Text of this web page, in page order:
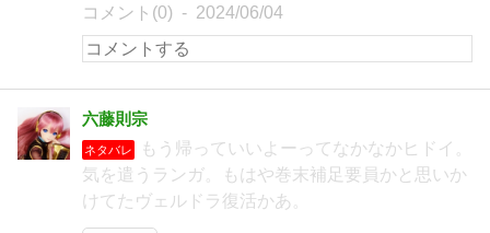
コメント(0) 2024/06/04
六藤則宗
ネタバレ
もう帰っていいよーってなかなかヒドイ。
気を遣うランガ。もはや巻末補足要員かと思いか
けてたヴェルドラ復活かあ。